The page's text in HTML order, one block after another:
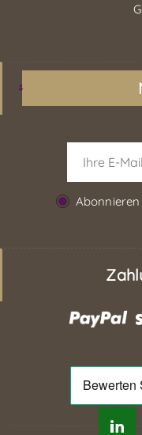
Abonnieren